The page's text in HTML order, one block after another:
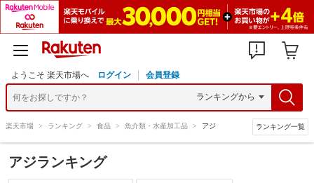
ようこそ 楽天市場へ ログイン 会員登録
楽天市場 > ランキング > 食品 > 魚介類・水産加工品 > アジ ランキング一覧
アジランキング